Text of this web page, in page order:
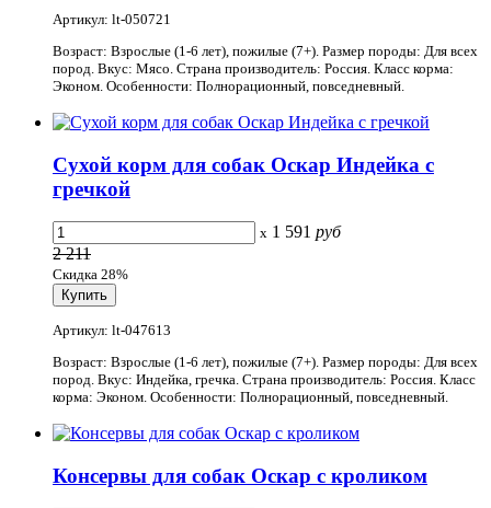
Артикул: lt-050721
Возраст: Взрослые (1-6 лет), пожилые (7+). Размер породы: Для всех
пород. Вкус: Мясо. Страна производитель: Россия. Класс корма:
Эконом. Особенности: Полнорационный, повседневный.
Сухой корм для собак Оскар Индейка с
гречкой
x 1 591 руб
2 211
Скидка 28%
Артикул: lt-047613
Возраст: Взрослые (1-6 лет), пожилые (7+). Размер породы: Для всех
пород. Вкус: Индейка, гречка. Страна производитель: Россия. Класс
корма: Эконом. Особенности: Полнорационный, повседневный.
Консервы для собак Оскар с кроликом